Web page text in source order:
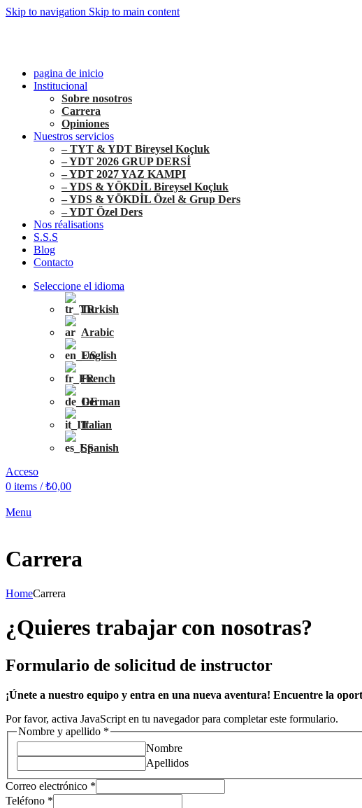
Skip to navigation Skip to main content
pagina de inicio
Institucional
Sobre nosotros
Carrera
Opiniones
Nuestros servicios
– TYT & YDT Bireysel Koçluk
– YDT 2026 GRUP DERSİ
– YDT 2027 YAZ KAMPI
– YDS & YÖKDİL Bireysel Koçluk
– YDS & YÖKDİL Özel & Grup Ders
– YDT Özel Ders
Nos réalisations
S.S.S
Blog
Contacto
Seleccione el idioma
Turkish
Arabic
English
French
German
Italian
Spanish
Acceso
0 items / ₺0,00
Menu
Carrera
HomeCarrera
¿Quieres trabajar con nosotras?
Formulario de solicitud de instructor
¡Únete a nuestro equipo y entra en una nueva aventura! Encuentre la
Por favor, activa JavaScript en tu navegador para completar este formulario.
Nombre y apellido *
Nombre
Apellidos
Correo electrónico *
Teléfono *